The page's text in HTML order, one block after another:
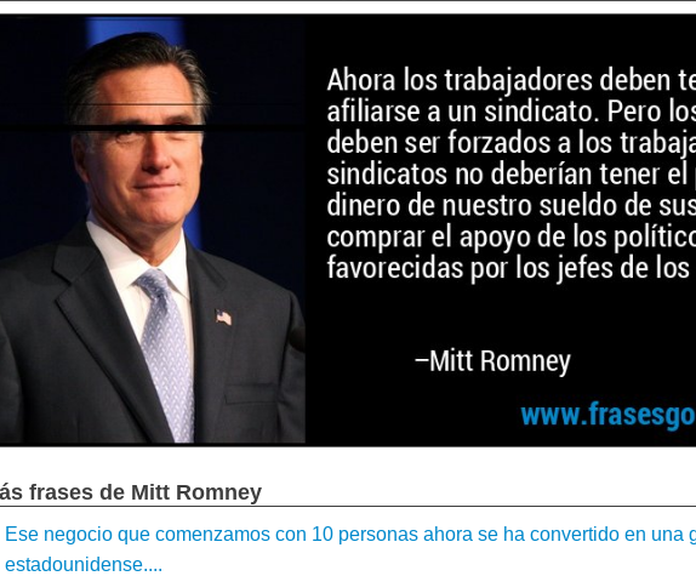
frases de Mitt Romney
Ese negocio que comenzamos con 10 personas ahora se ha convertido en una
estadounidense....